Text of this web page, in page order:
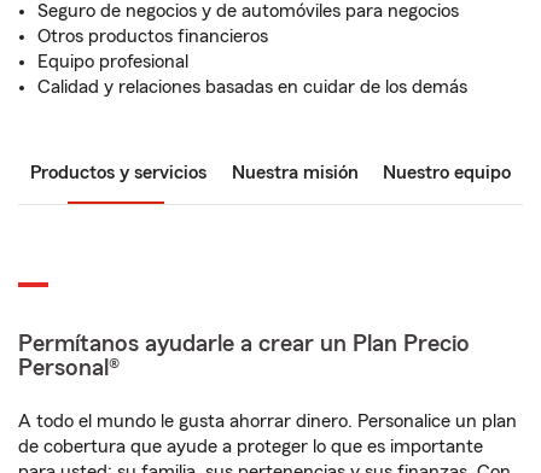
Seguro de negocios y de automóviles para negocios
Otros productos financieros
Equipo profesional
Calidad y relaciones basadas en cuidar de los demás
Productos y servicios Nuestra misión Nuestro equipo
Permítanos ayudarle a crear un Plan Precio
Personal®
A todo el mundo le gusta ahorrar dinero. Personalice un plan
de cobertura que ayude a proteger lo que es importante